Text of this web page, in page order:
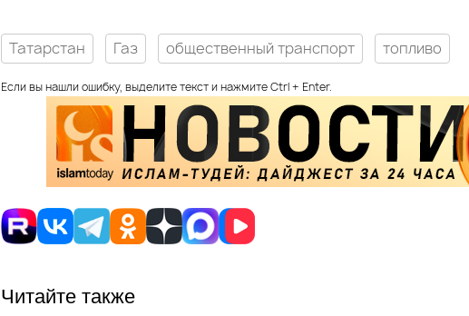
Татарстан Газ общественный транспорт топливо
Если вы нашли ошибку, выделите текст и нажмите Ctrl + Enter.
Читайте также